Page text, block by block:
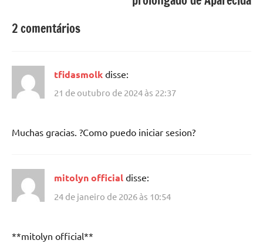
2 comentários
tfidasmolk disse:
21 de outubro de 2024 às 22:37
Muchas gracias. ?Como puedo iniciar sesion?
mitolyn official disse:
24 de janeiro de 2026 às 10:54
**mitolyn official**